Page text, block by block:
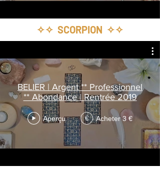
✧✧ SCORPION ✧✧
BELIER | Argent ** Professionnel
** Abondance | Rentrée 2019
Aperçu € Acheter 3 €